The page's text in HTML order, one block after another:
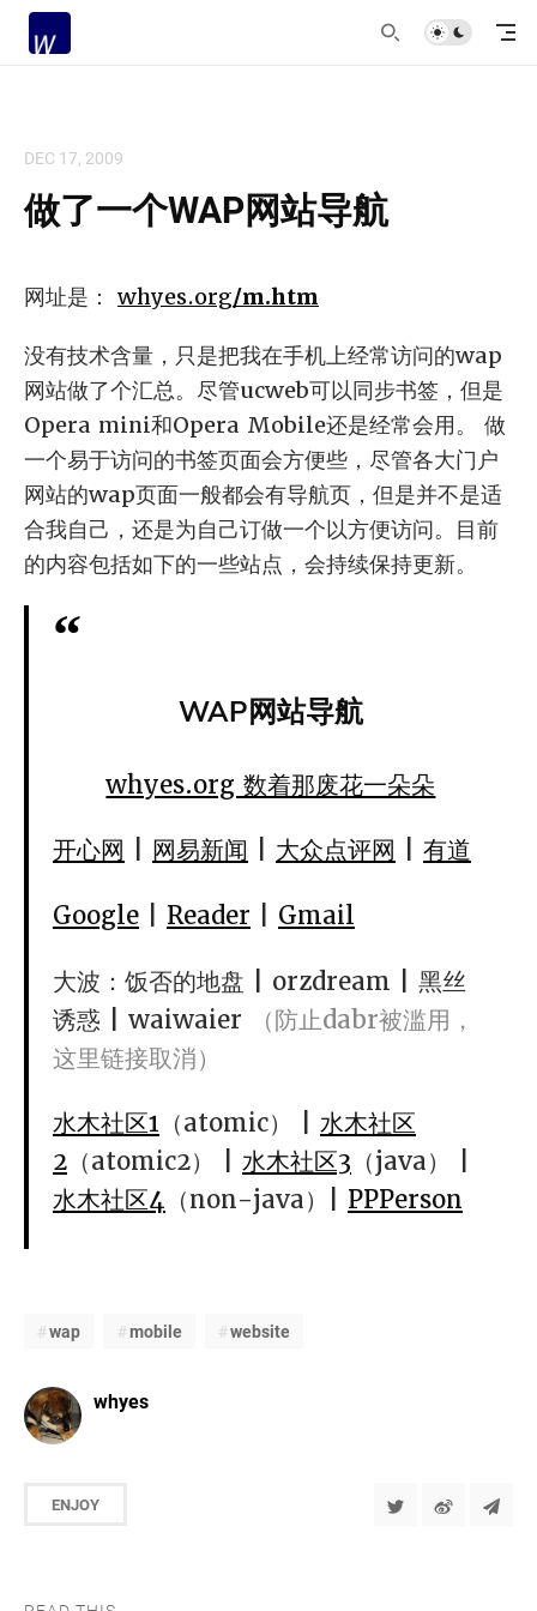
DEC 17, 2009
做了一个WAP网站导航
网址是： whyes.org/m.htm
没有技术含量，只是把我在手机上经常访问的wap
网站做了个汇总。尽管ucweb可以同步书签，但是
Opera mini和Opera Mobile还是经常会用。 做
一个易于访问的书签页面会方便些，尽管各大门户
网站的wap页面一般都会有导航页，但是并不是适
合我自己，还是为自己订做一个以方便访问。目前
的内容包括如下的一些站点，会持续保持更新。
WAP网站导航
whyes.org 数着那废花一朵朵
开心网 网易新闻 大众点评网 有道
Google Reader Gmail
大波：饭否的地盘 | orzdream | 黑丝
诱惑 | waiwaier
（防止dabr被滥用，
这里链接取消）
水木社区1 （atomic） | 水木社区
2 （atomic2） | 水木社区3 （java） |
水木社区4 （non-java）| PPPerson
wap mobile website
whyes
ENJOY